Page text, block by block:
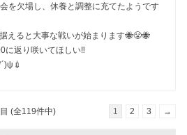
を欠場し、休養と調整に充てたようです
えると大事な戦いが始まります🐝😤🐝
に返り咲いてほしい‼️
(全119件中) 1 2 3 →